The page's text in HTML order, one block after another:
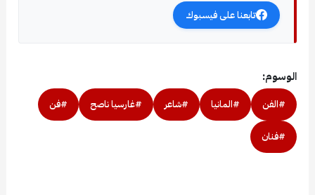
تابعنا على فيسبوك
الوسوم:
#الفن #المانيا #شاعر #غارسيا ناصح #فن
#فنان